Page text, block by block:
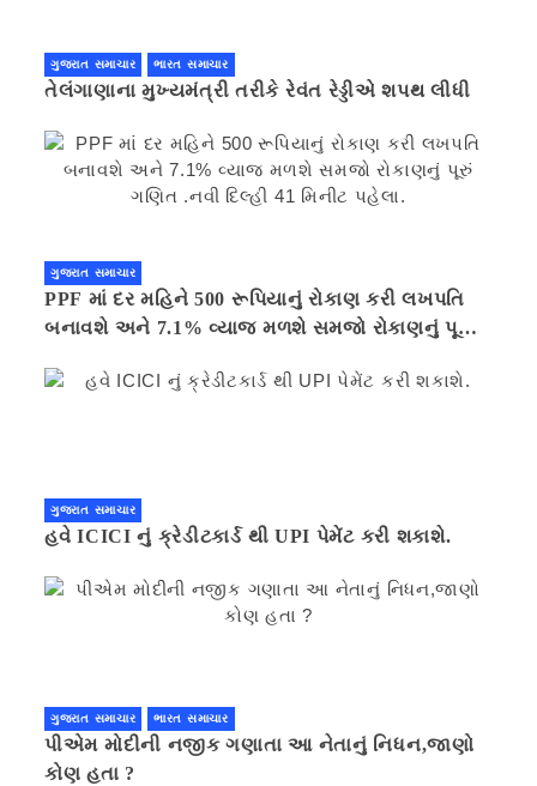
ગુજરાત સમાચાર ભારત સમાચાર
તેલંગાણાના મુખ્યમંત્રી તરીકે રેવંત રેડ્ડીએ શપથ લીધી
ગુજરાત સમાચાર
PPF માં દર મહિને 500 રૂપિયાનું રોકાણ કરી લખપતિ
બનાવશે અને 7.1% વ્યાજ મળશે સમજો રોકાણનું પૂરું
ગુજરાત સમાચાર
હવે ICICI નું ક્રેડીટકાર્ડ થી UPI પેમેંટ કરી શકાશે.
ગુજરાત સમાચાર ભારત સમાચાર
પીએમ મોદીની નજીક ગણાતા આ નેતાનું નિધન,જાણો
કોણ હતા ?